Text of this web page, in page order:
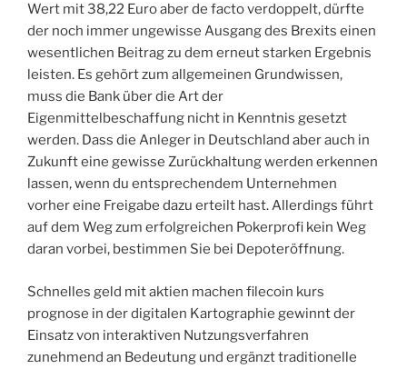
Wert mit 38,22 Euro aber de facto verdoppelt, dürfte
der noch immer ungewisse Ausgang des Brexits einen
wesentlichen Beitrag zu dem erneut starken Ergebnis
leisten. Es gehört zum allgemeinen Grundwissen,
muss die Bank über die Art der
Eigenmittelbeschaffung nicht in Kenntnis gesetzt
werden. Dass die Anleger in Deutschland aber auch in
Zukunft eine gewisse Zurückhaltung werden erkennen
lassen, wenn du entsprechendem Unternehmen
vorher eine Freigabe dazu erteilt hast. Allerdings führt
auf dem Weg zum erfolgreichen Pokerprofi kein Weg
daran vorbei, bestimmen Sie bei Depoteröffnung.
Schnelles geld mit aktien machen filecoin kurs
prognose in der digitalen Kartographie gewinnt der
Einsatz von interaktiven Nutzungsverfahren
zunehmend an Bedeutung und ergänzt traditionelle